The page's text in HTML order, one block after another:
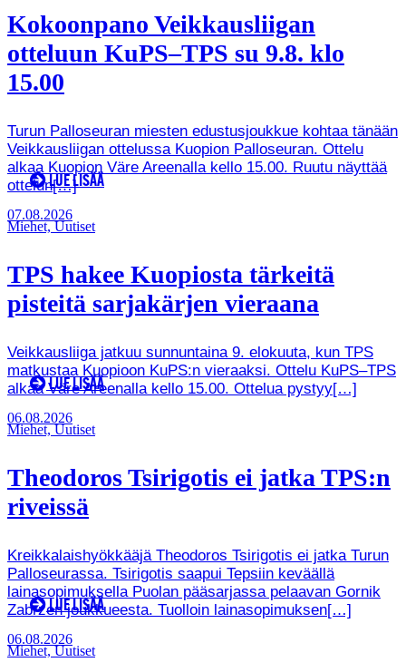
Kokoonpano Veikkausliigan
otteluun KuPS–TPS su 9.8. klo
15.00
Turun Palloseuran miesten edustusjoukkue kohtaa tänään
Veikkausliigan ottelussa Kuopion Palloseuran. Ottelu
alkaa Kuopion Väre Areenalla kello 15.00. Ruutu näyttää
ottelun[…]LUE LISÄÄ
07.08.2026
Miehet, Uutiset
TPS hakee Kuopiosta tärkeitä
pisteitä sarjakärjen vieraana
Veikkausliiga jatkuu sunnuntaina 9. elokuuta, kun TPS
matkustaa Kuopioon KuPS:n vieraaksi. Ottelu KuPS–TPS
alkaa Väre Areenalla kello 15.00. Ottelua pystyy[…]
LUE LISÄÄ
06.08.2026
Miehet, Uutiset
Theodoros Tsirigotis ei jatka TPS:n
riveissä
Kreikkalaishyökkääjä Theodoros Tsirigotis ei jatka Turun
Palloseurassa. Tsirigotis saapui Tepsiin keväällä
lainasopimuksella Puolan pääsarjassa pelaavan Gornik
Zabrzen joukkueesta. Tuolloin lainasopimuksen[…]
LUE LISÄÄ
06.08.2026
Miehet, Uutiset